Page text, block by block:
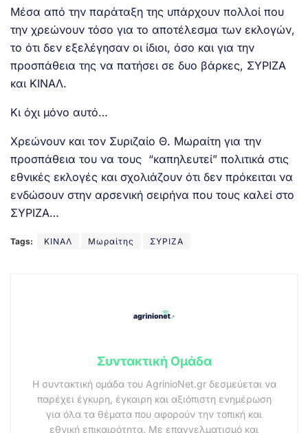
Μέσα από την παράταξη της υπάρχουν πολλοί που
την χρεώνουν τόσο για το αποτέλεσμα των εκλογών,
το ότι δεν εξελέγησαν οι ίδιοι, όσο και για την
προσπάθεια της να πατήσει σε δυο βάρκες, ΣΥΡΙΖΑ
και ΚΙΝΑΛ.
Κι όχι μόνο αυτό…
Χρεώνουν και τον Συριζαίο Θ. Μωραίτη για την
προσπάθεια του να τους “καπηλευτεί” πολιτικά στις
εθνικές εκλογές και σχολιάζουν ότι δεν πρόκειται να
ενδώσουν στην αρσενική σειρήνα που τους καλεί στο
ΣΥΡΙΖΑ…
Tags: ΚΙΝΑΛ Μωραίτης ΣΥΡΙΖΑ
Συντακτική Ομάδα
Η συντακτική ομάδα του AgrinioNet.gr δεσμεύεται να
παρέχει έγκυρη, έγκαιρη και αξιόπιστη ενημέρωση
για όλα τα θέματα που αφορούν την τοπική και
εθνική επικαιρότητα. Με επαγγελματισμό και